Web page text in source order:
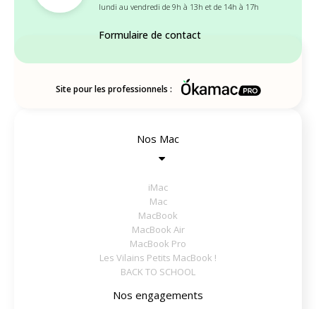
lundi au vendredi de 9h à 13h et de 14h à 17h
Formulaire de contact
Site pour les professionnels :
Nos Mac
iMac
Mac
MacBook
MacBook Air
MacBook Pro
Les Vilains Petits MacBook !
BACK TO SCHOOL
Nos engagements